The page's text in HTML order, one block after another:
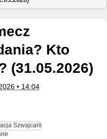
Kto
(31.05.2026)
• 14:04